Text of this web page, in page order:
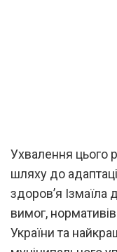
Ухвалення цього
шляху до
здоров’я Ізмаїла
вимог,
України та